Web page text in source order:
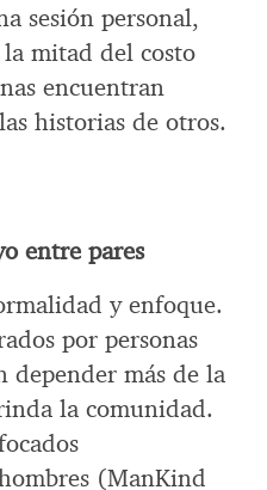
sesión personal,
mitad del costo
encuentran
historias de otros.
entre pares
y enfoque.
por personas
depender más de la
la comunidad.
(ManKind